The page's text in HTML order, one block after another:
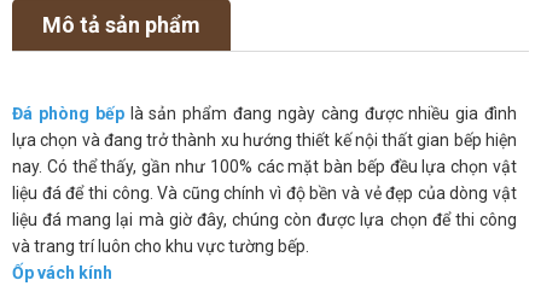
Mô tả sản phẩm
Đá phòng bếplà sản phẩm đang ngày càng được nhiều gia đình
lựa chọn và đang trở thành xu hướng thiết kế nội thất gian bếp hiện
nay. Có thể thấy, gần như 100% các mặt bàn bếp đều lựa chọn vật
liệu đá để thi công. Và cũng chính vì độ bền và vẻ đẹp của dòng vật
liệu đá mang lại mà giờ đây, chúng còn được lựa chọn để thi công
và trang trí luôn cho khu vực tường bếp.
Ốp vách kính